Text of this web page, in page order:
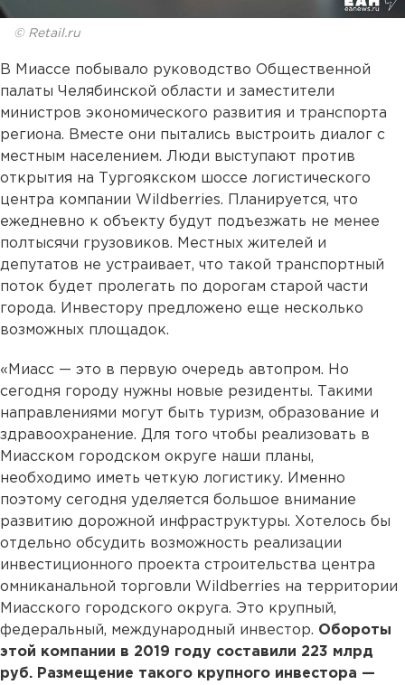
© Retail.ru
В Миассе побывало руководство Общественной
палаты Челябинской области и заместители
министров экономического развития и транспорта
региона. Вместе они пытались выстроить диалог с
местным населением. Люди выступают против
открытия на Тургоякском шоссе логистического
центра компании Wildberries. Планируется, что
ежедневно к объекту будут подъезжать не менее
полтысячи грузовиков. Местных жителей и
депутатов не устраивает, что такой транспортный
поток будет пролегать по дорогам старой части
города. Инвестору предложено еще несколько
возможных площадок.
«Миасс — это в первую очередь автопром. Но
сегодня городу нужны новые резиденты. Такими
направлениями могут быть туризм, образование и
здравоохранение. Для того чтобы реализовать в
Миасском городском округе наши планы,
необходимо иметь четкую логистику. Именно
поэтому сегодня уделяется большое внимание
развитию дорожной инфраструктуры. Хотелось бы
отдельно обсудить возможность реализации
инвестиционного проекта строительства центра
омниканальной торговли Wildberries на территории
Миасского городского округа. Это крупный,
федеральный, международный инвестор. Обороты
этой компании в 2019 году составили 223 млрд
руб. Размещение такого крупного инвестора —